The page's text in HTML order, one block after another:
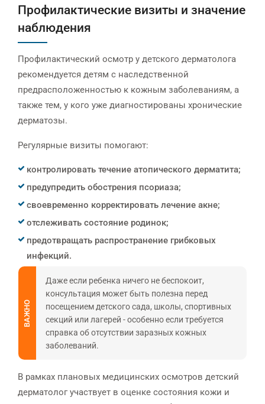
Профилактические визиты и значение
наблюдения
Профилактический осмотр у детского дерматолога
рекомендуется детям с наследственной
предрасположенностью к кожным заболеваниям, а
также тем, у кого уже диагностированы хронические
дерматозы.
Регулярные визиты помогают:
контролировать течение атопического дерматита;
предупредить обострения псориаза;
своевременно корректировать лечение акне;
отслеживать состояние родинок;
предотвращать распространение грибковых
инфекций.
ВАЖНО
Даже если ребенка ничего не беспокоит,
консультация может быть полезна перед
посещением детского сада, школы, спортивных
секций или лагерей - особенно если требуется
справка об отсутствии заразных кожных
заболеваний.
В рамках плановых медицинских осмотров детский
дерматолог участвует в оценке состояния кожи и